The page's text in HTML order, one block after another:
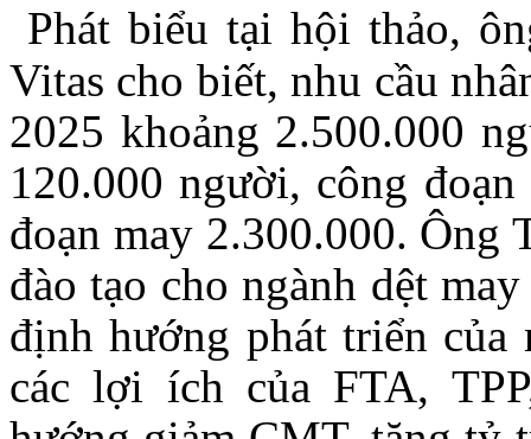
Phát biểu tại hội thảo,
Vitas cho biết, nhu cầu
2025 khoảng 2.500.000
120.000 người, công
đoạn may 2.300.000. Ông
đào tạo cho ngành dệt
định hướng phát triển
các lợi ích của FTA,